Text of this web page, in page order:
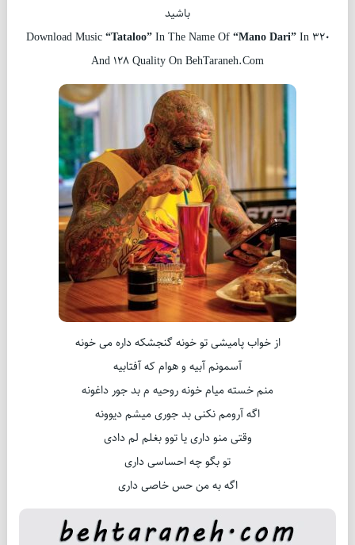
باشید
Download Music“Tataloo”In The Name Of“Mano Dari”In 320
And 128 Quality On BehTaraneh.Com
از خواب پامیشی تو خونه گنجشکه داره می خونه
آسمونم آبیه و هوام که آفتابیه
منم خسته میام خونه روحیه م بد جور داغونه
اگه آرومم نکنی بد جوری میشم دیوونه
وقتی منو داری یا توو بغلم لم دادی
تو بگو چه احساسی داری
اگه به من حس خاصی داری